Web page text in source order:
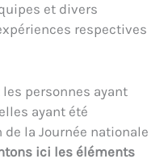
et divers
respectives
personnes ayant
ayant été
la Journée nationale
ici les éléments